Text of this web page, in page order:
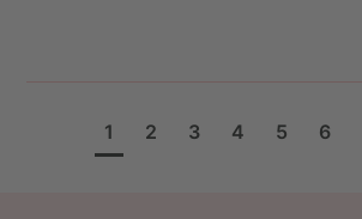
1 2 3 4 5 6